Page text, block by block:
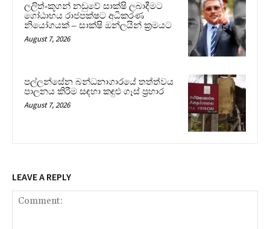
ලලිත්-කූගන් නඩුවේ සාක්ෂි ලබාදීමට
ගෝඨාභය රාජපක්ෂට අධිකරණ
නියෝගයක් – සාක්ෂි ඔන්ලයින් ක්‍රමයට
August 7, 2026
පල්ලන්සේන බන්ධනාගාරයේ තත්ත්වය
පාලනය කිරීම සඳහා කඳුළු ගෑස් ප්‍රහාර
August 7, 2026
LEAVE A REPLY